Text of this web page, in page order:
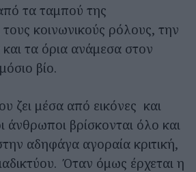
τα ταμπού της
κοινωνικούς ρόλους, την
τα όρια ανάμεσα στον
βίο.
ζει μέσα από εικόνες και
άνθρωποι βρίσκονται όλο και
αδηφάγα αγοραία κριτική,
Όταν όμως έρχεται η